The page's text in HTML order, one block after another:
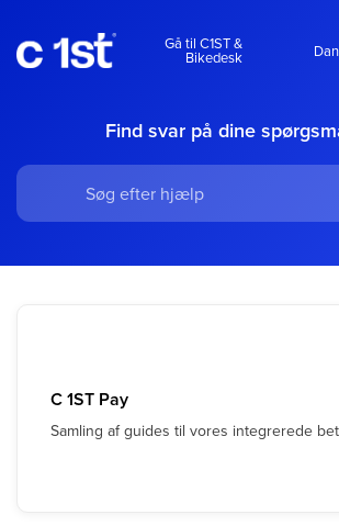
Gå til C1ST &
Bikedesk
Find svar på dine
C 1ST Pay
Samling af guides til vores integrerede